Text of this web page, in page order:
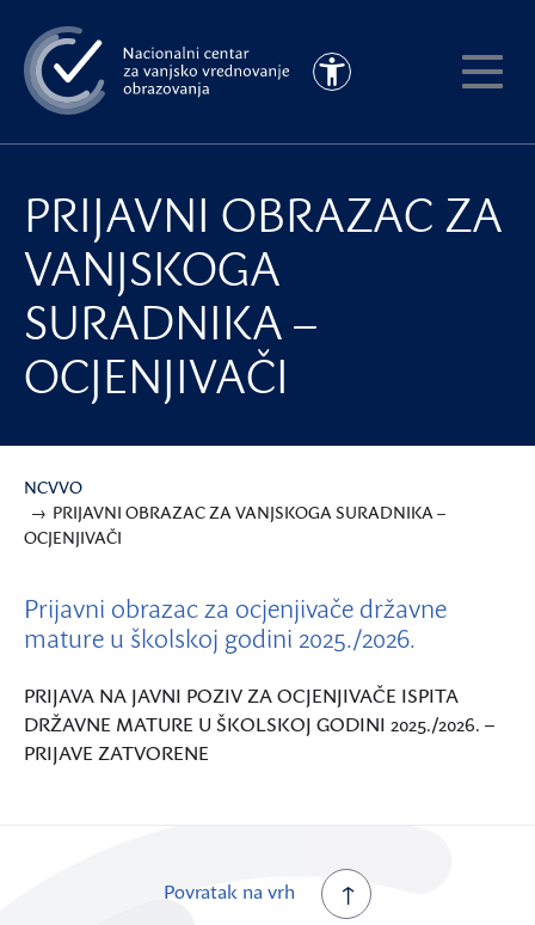
na
glavni
sadržaj
Pristupačnost
PRIJAVNI OBRAZAC ZA
VANJSKOGA
SURADNIKA –
OCJENJIVAČI
NCVVO
PRIJAVNI OBRAZAC ZA VANJSKOGA SURADNIKA –
OCJENJIVAČI
Prijavni obrazac za ocjenjivače državne
mature u školskoj godini 2025./2026.
PRIJAVA NA JAVNI POZIV ZA OCJENJIVAČE ISPITA
DRŽAVNE MATURE U ŠKOLSKOJ GODINI 2025./2026. –
PRIJAVE ZATVORENE
Povratak na vrh